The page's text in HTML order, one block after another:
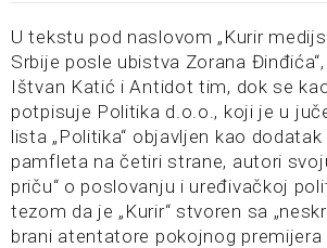
U tekstu pod naslovom „Kurir
Srbije posle ubistva Zorana
Ištvan Katić i Antidot tim, dok se
potpisuje Politika d.o.o., koji je u
lista „Politika“ objavljen kao
pamfleta na četiri strane, autori
priču“ o poslovanju i uređivačkoj
tezom da je „Kurir“ stvoren sa
brani atentatore pokojnog premijera